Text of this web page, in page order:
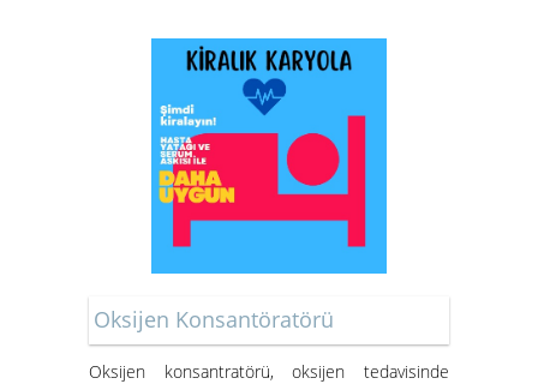
Oksijen Konsantöratörü
Oksijen konsantratörü, oksijen tedavisinde